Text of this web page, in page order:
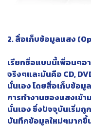
2. สื่อเก็บข้อมูลแสง
เรียกชื่อแบบนี้เพื่อนๆอา
จริงๆและมันคือ CD,
นั่นเอง โดยสื่อเก็บข้อ
การทำงานของแสงเข้
นั่นเอง ซึ่งปัจจุบันเริ่มถู
บันทึกข้อมูลใหม่ๆมากขึ้